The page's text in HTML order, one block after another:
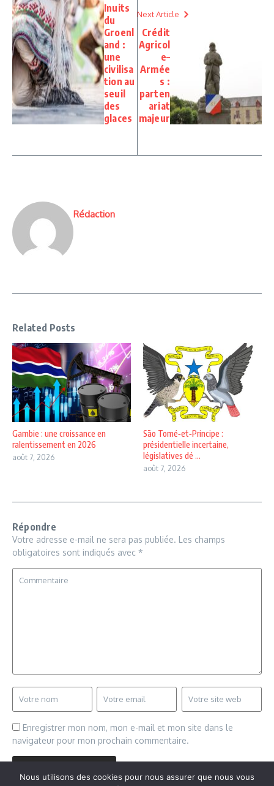
Inuits
du
Groenl
and :
une
civilisa
tion au
seuil
des
glaces
Next Article
Crédit
Agricol
e–
Armée
s :
parten
ariat
majeur
Rédaction
Related Posts
Gambie : une croissance en
ralentissement en 2026
août 7, 2026
São Tomé‑et‑Principe :
présidentielle incertaine,
législatives dé ...
août 7, 2026
Répondre
Votre adresse e-mail ne sera pas publiée. Les champs
obligatoires sont indiqués avec *
Enregistrer mon nom, mon e-mail et mon site dans le
navigateur pour mon prochain commentaire.
Nous utilisons des cookies pour nous assurer que nous vous